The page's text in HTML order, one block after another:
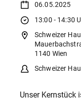
06.05.2025
13:00 - 14:30
Schweizer
1140 Wien
Schweizer
Unser Kernstück